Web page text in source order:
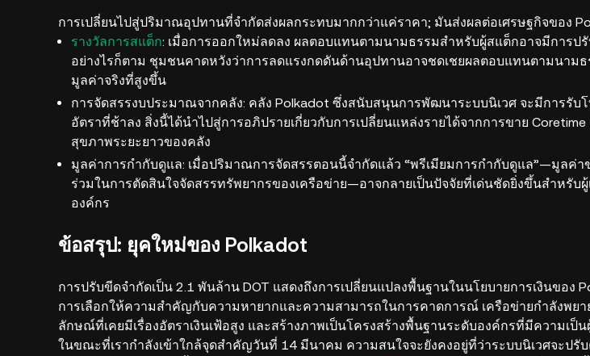
การเปลี่ยนไปสู่ปริมาณอุปทานที่จำกัดส่งผลกระทบมากกว่าแค่ราคา; มันส่งผลต่อเศรษฐกิจของ
รางวัลการสแต็ก: เมื่อการออกใหม่ลดลง ผลตอบแทนตามนามธรรมสำหรับผู้สแต็กอาจมีการปรั
อย่างไรก็ตาม ชุมชนคาดหวังว่าการลดแรงกดดันด้านอุปทานอาจชดเชยผลตอบแทนตามนามธ
มูลค่าจริงที่สูงขึ้น
การจัดสรรงบประมาณจากคลัง: คลัง Polkadot ซึ่งสนับสนุนการพัฒนาระบบนิเวศ จะมีการรับ
อัตราที่ช้าลง สิ่งนี้ได้นำไปสู่การอภิปรายเกี่ยวกับการเปลี่ยนแหล่งรายได้จากการขาย
สุขภาพระยะยาวของคลัง
มูลค่าการกำกับดูแล: เมื่อปริมาณการจัดสรรตอนนี้จำกัดแล้ว “พรีเมียมการกำกับดูแล”—มูลค่า
ร่วมในการตัดสินใจจัดสรรทรัพยากรของเครือข่าย—อาจกลายเป็นปัจจัยที่เด่นชัดยิ่งขึ้นสำหรับผู้
องค์กร
ข้อสรุป: ยุคใหม่ของ Polkadot
การปรับขีดจำกัดเป็น 2.1 พันล้าน DOT แสดงถึงการเปลี่ยนแปลงพื้นฐานในนโยบายการเงินของ
การเลือกให้ความสำคัญกับความหายากและความสามารถในการคาดการณ์ เครือข่ายกำลังพย
ลักษณ์ที่เคยมีเรื่องอัตราเงินเฟ้อสูง และสร้างภาพเป็นโครงสร้างพื้นฐานระดับองค์กรที่มีความเป็
ในขณะที่เรากำลังเข้าใกล้จุดสำคัญวันที่ 14 มีนาคม ความสนใจจะยังคงอยู่ที่ว่าระบบนิเวศจะปรับ